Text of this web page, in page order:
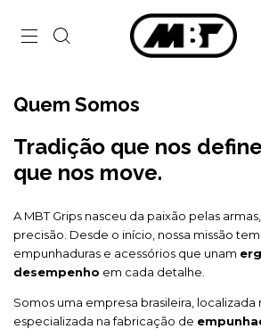
Quem Somos
Tradição que nos
que nos move.
A MBT Grips nasceu da paixão pelas
precisão. Desde o início, nossa missão
empunhaduras e acessórios que unam
desempenho em cada detalhe.
Somos uma empresa brasileira, localizada
especializada na fabricação de